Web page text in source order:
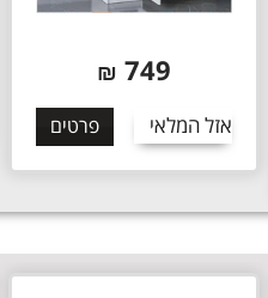
749
₪
אזל המלאי פרטים